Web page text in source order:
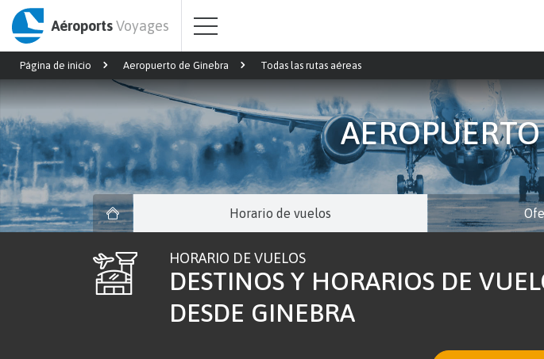
AéroportsVoyages
Página de inicio Aeropuerto de Ginebra Todas las rutas aéreas
Horario de vuelos
HORARIO DE VUELOS
DESTINOS Y HORARIOS DE
DESDE GINEBRA